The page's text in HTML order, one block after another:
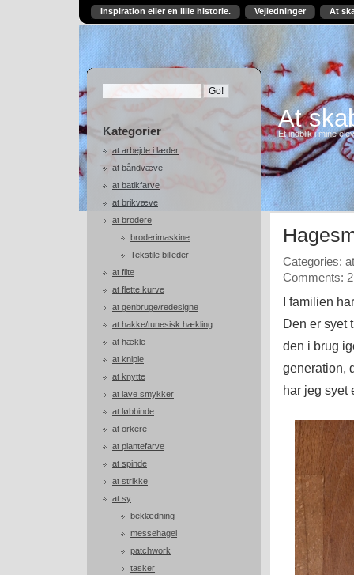
Inspiration eller en lille historie. Vejledninger At
Kategorier
at arbejde i læder
at båndvæve
at batikfarve
at brikvæve
at brodere
broderimaskine
Tekstile billeder
at filte
at flette kurve
at genbruge/redesigne
at hakke/tunesisk hækling
at hækle
at kniple
at knytte
at lave smykker
at løbbinde
at orkere
at plantefarve
at spinde
at strikke
at sy
beklædning
messehagel
patchwork
tasker
At
Et indblik i mine
Categories:
Comments: 2
I familien
Den er syet
den i brug
generation,
har jeg syet